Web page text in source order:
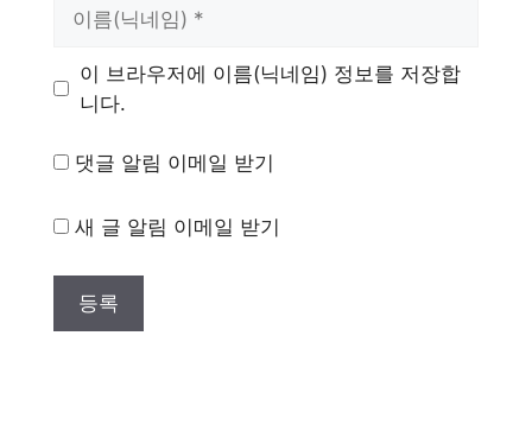
이 브라우저에 이름(닉네임) 정보를 저장합
니다.
댓글 알림 이메일 받기
새 글 알림 이메일 받기